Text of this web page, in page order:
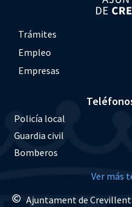
Trámites
Empleo
Empresas
Policía local
Guardia civil
Bomberos
Ver más
Ajuntament de Crevillent